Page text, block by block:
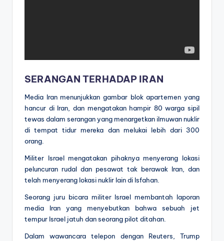
SERANGAN TERHADAP IRAN
Media Iran menunjukkan gambar blok apartemen yang
hancur di Iran, dan mengatakan hampir 80 warga sipil
tewas dalam serangan yang menargetkan ilmuwan nuklir
di tempat tidur mereka dan melukai lebih dari 300
orang.
Militer Israel mengatakan pihaknya menyerang lokasi
peluncuran rudal dan pesawat tak berawak Iran, dan
telah menyerang lokasi nuklir lain di Isfahan.
Seorang juru bicara militer Israel membantah laporan
media Iran yang menyebutkan bahwa sebuah jet
tempur Israel jatuh dan seorang pilot ditahan.
Dalam wawancara telepon dengan Reuters, Trump